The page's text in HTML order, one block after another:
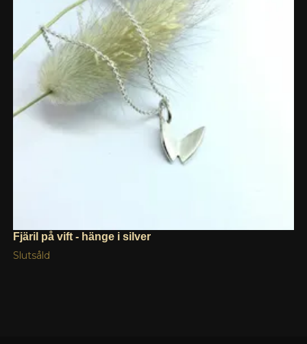
Fjäril på vift - hänge i silver
Slutsåld